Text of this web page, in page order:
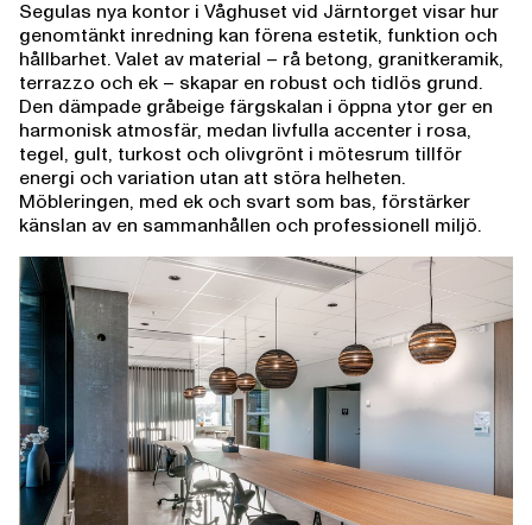
Segulas nya kontor i Våghuset vid Järntorget visar hur
genomtänkt inredning kan förena estetik, funktion och
hållbarhet. Valet av material – rå betong, granitkeramik,
terrazzo och ek – skapar en robust och tidlös grund.
Den dämpade gråbeige färgskalan i öppna ytor ger en
harmonisk atmosfär, medan livfulla accenter i rosa,
tegel, gult, turkost och olivgrönt i mötesrum tillför
energi och variation utan att störa helheten.
Möbleringen, med ek och svart som bas, förstärker
känslan av en sammanhållen och professionell miljö.